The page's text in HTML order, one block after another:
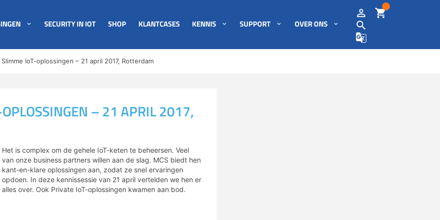
SECURITY IN IOT SHOP KLANTCASES KENNIS SUPPORT OVER ONS
Slimme IoT-oplossingen – 21 april 2017, Rotterdam
– 21 APRIL 2017,
Het is complex om de gehele IoT-keten te beheersen. Veel
van onze business partners willen aan de slag. MCS biedt hen
kant-en-klare oplossingen aan, zodat ze snel ervaringen
opdoen. In deze kennissessie van 21 april vertelden we hen er
alles over. Ook Private IoT-oplossingen kwamen aan bod.